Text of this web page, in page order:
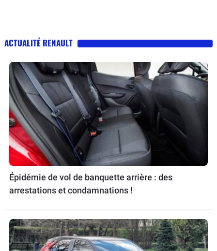
ACTUALITÉ RENAULT
Épidémie de vol de banquette arrière : des
arrestations et condamnations !